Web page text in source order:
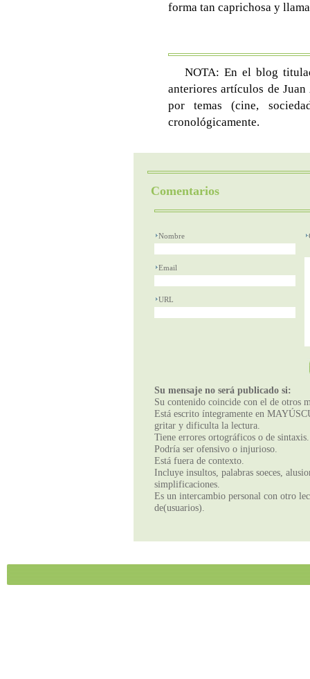
forma tan caprichosa y
NOTA: En el blog
anteriores artículos de
por temas (cine,
cronológicamente.
Comentarios
Nombre
Email
URL
Su mensaje no será publicado si:
Su contenido coincide con el de otros
Está escrito íntegramente en
gritar y dificulta la lectura.
Tiene errores ortográficos o de sintaxis.
Podría ser ofensivo o injurioso.
Está fuera de contexto.
Incluye insultos, palabras soeces,
simplificaciones.
Es un intercambio personal con otro
de(usuarios).